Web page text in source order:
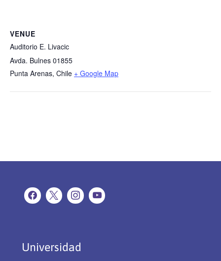
VENUE
Auditorio E. Livacic
Avda. Bulnes 01855
Punta Arenas, Chile + Google Map
Universidad